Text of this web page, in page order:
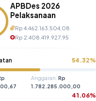
APBDes 2026
Pelaksanaan
Rp 4.462.163.504,08
Rp 2.408.419.927,95
54.32%
Anggaran: Rp
1.782.285.000,00
41.06%